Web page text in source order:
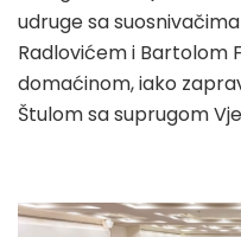
udruge sa
Radlovićem i Bartolom
domaćinom, iako
Štulom sa suprugom